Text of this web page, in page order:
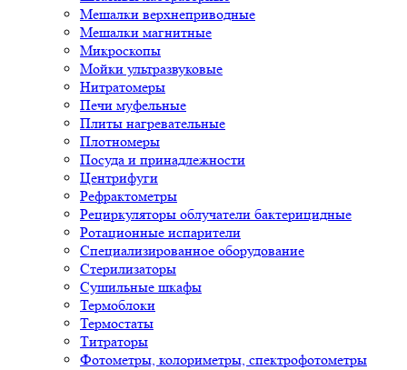
Мешалки верхнеприводные
Мешалки магнитные
Микроскопы
Мойки ультразвуковые
Нитратомеры
Печи муфельные
Плиты нагревательные
Плотномеры
Посуда и принадлежности
Центрифуги
Рефрактометры
Рециркуляторы облучатели бактерицидные
Ротационные испарители
Специализированное оборудование
Стерилизаторы
Сушильные шкафы
Термоблоки
Термостаты
Титраторы
Фотометры, колориметры, спектрофотометры